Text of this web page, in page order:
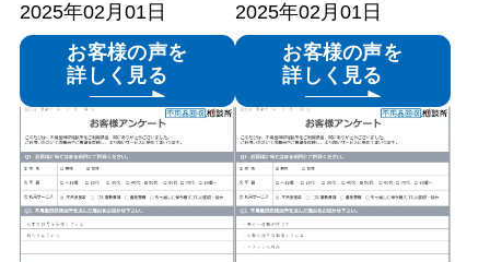
2025年02月01日
お客様の声を
詳しく見る
2025年02月01日
お客様の声を
詳しく見る